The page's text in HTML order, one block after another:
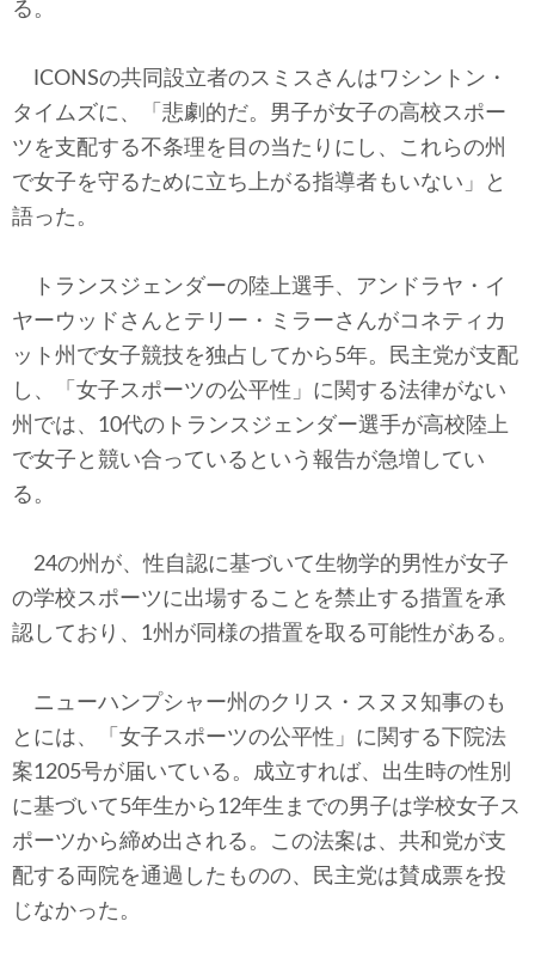
る。
ICONSの共同設立者のスミスさんはワシントン・
タイムズに、「悲劇的だ。男子が女子の高校スポー
ツを支配する不条理を目の当たりにし、これらの州
で女子を守るために立ち上がる指導者もいない」と
語った。
トランスジェンダーの陸上選手、アンドラヤ・イ
ヤーウッドさんとテリー・ミラーさんがコネティカ
ット州で女子競技を独占してから5年。民主党が支配
し、「女子スポーツの公平性」に関する法律がない
州では、10代のトランスジェンダー選手が高校陸上
で女子と競い合っているという報告が急増してい
る。
24の州が、性自認に基づいて生物学的男性が女子
の学校スポーツに出場することを禁止する措置を承
認しており、1州が同様の措置を取る可能性がある。
ニューハンプシャー州のクリス・スヌヌ知事のも
とには、「女子スポーツの公平性」に関する下院法
案1205号が届いている。成立すれば、出生時の性別
に基づいて5年生から12年生までの男子は学校女子ス
ポーツから締め出される。この法案は、共和党が支
配する両院を通過したものの、民主党は賛成票を投
じなかった。